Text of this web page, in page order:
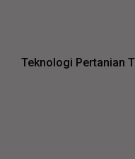
Teknologi Pertanian